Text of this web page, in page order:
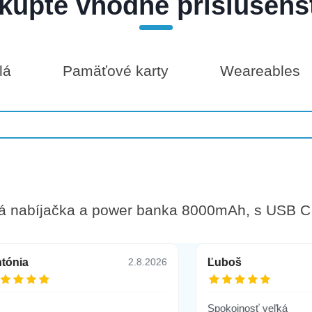
Pamäťové karty Weareables
a power banka 8000mAh, s USB
2.8.2026 Ľuboš
Spokojnosť veľká